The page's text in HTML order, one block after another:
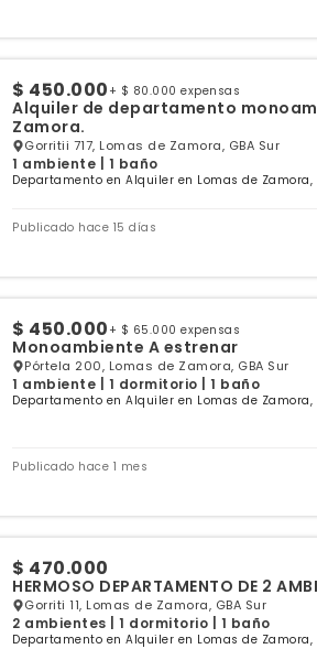
$ 450.000 + $ 80.000 expensas
Alquiler de departamento
Zamora.
Gorritii 717, Lomas de Zamora, GBA Sur
1 ambiente | 1 baño
Departamento en Alquiler en Lomas de Zamora,
Publicado hace 15 días
$ 450.000 + $ 65.000 expensas
Monoambiente A estrenar
Pórtela 200, Lomas de Zamora, GBA Sur
1 ambiente | 1 dormitorio | 1 baño
Departamento en Alquiler en Lomas de Zamora,
Publicado hace 1 mes
$ 470.000
HERMOSO DEPARTAMENTO DE 2
Gorriti 11, Lomas de Zamora, GBA Sur
2 ambientes | 1 dormitorio | 1 baño
Departamento en Alquiler en Lomas de Zamora,